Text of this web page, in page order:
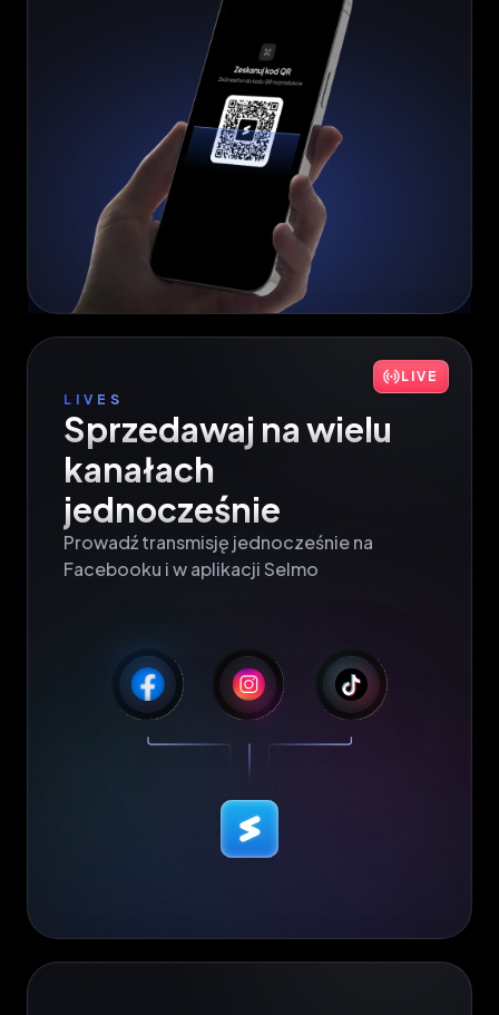
LIVE
LIVES
Sprzedawaj na wielu
kanałach
jednocześnie
Prowadź transmisję jednocześnie na
Facebooku i w aplikacji Selmo